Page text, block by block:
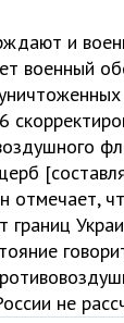
и
военный
отмечает,
границ
не